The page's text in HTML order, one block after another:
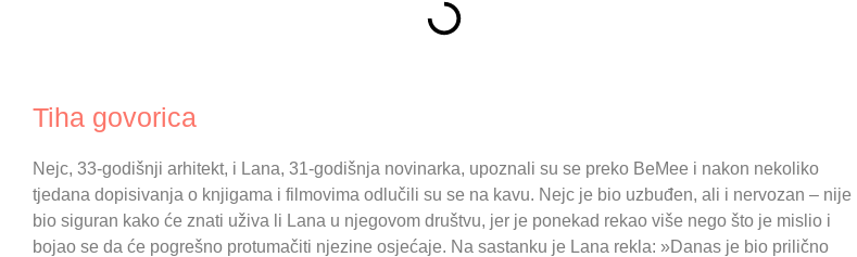
Tiha govorica
Nejc, 33-godišnji arhitekt, i Lana, 31-godišnja novinarka, upoznali su se preko BeMee i nakon nekoliko
tjedana dopisivanja o knjigama i filmovima odlučili su se na kavu. Nejc je bio uzbuđen, ali i nervozan – nije
bio siguran kako će znati uživa li Lana u njegovom društvu, jer je ponekad rekao više nego što je mislio i
bojao se da će pogrešno protumačiti njezine osjećaje. Na sastanku je Lana rekla: »Danas je bio prilično